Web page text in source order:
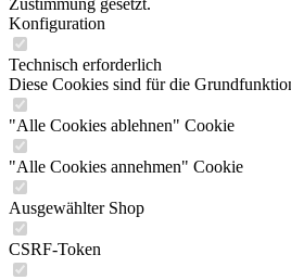
Zustimmung gesetzt.
Konfiguration
Technisch erforderlich
Diese Cookies sind für die
"Alle Cookies ablehnen" Cookie
"Alle Cookies annehmen" Cookie
Ausgewählter Shop
CSRF-Token